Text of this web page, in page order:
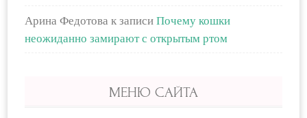
Арина Федотова к записиПочему кошки
неожиданно замирают с открытым ртом
МЕНЮ САЙТА